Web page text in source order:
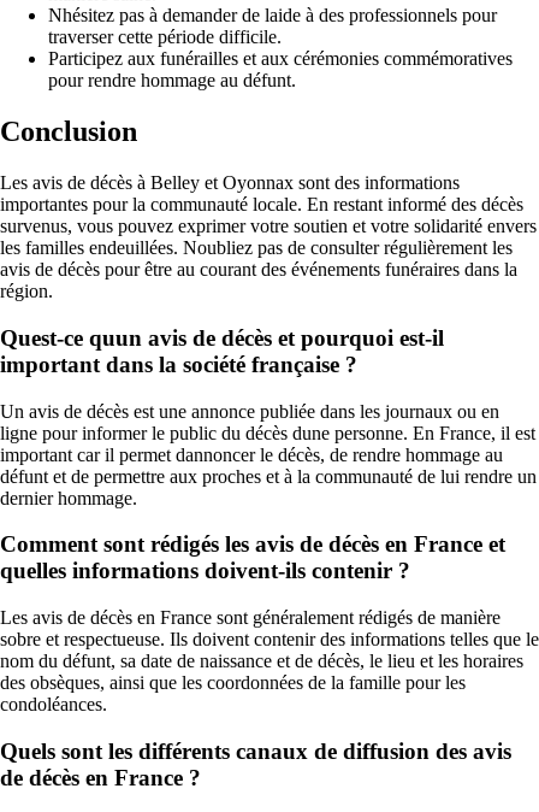
Nhésitez pas à demander de laide à des professionnels pour
traverser cette période difficile.
Participez aux funérailles et aux cérémonies commémoratives
pour rendre hommage au défunt.
Conclusion
Les avis de décès à Belley et Oyonnax sont des informations
importantes pour la communauté locale. En restant informé des décès
survenus, vous pouvez exprimer votre soutien et votre solidarité envers
les familles endeuillées. Noubliez pas de consulter régulièrement les
avis de décès pour être au courant des événements funéraires dans la
région.
Quest-ce quun avis de décès et pourquoi est-il
important dans la société française ?
Un avis de décès est une annonce publiée dans les journaux ou en
ligne pour informer le public du décès dune personne. En France, il est
important car il permet dannoncer le décès, de rendre hommage au
défunt et de permettre aux proches et à la communauté de lui rendre un
dernier hommage.
Comment sont rédigés les avis de décès en France et
quelles informations doivent-ils contenir ?
Les avis de décès en France sont généralement rédigés de manière
sobre et respectueuse. Ils doivent contenir des informations telles que le
nom du défunt, sa date de naissance et de décès, le lieu et les horaires
des obsèques, ainsi que les coordonnées de la famille pour les
condoléances.
Quels sont les différents canaux de diffusion des avis
de décès en France ?